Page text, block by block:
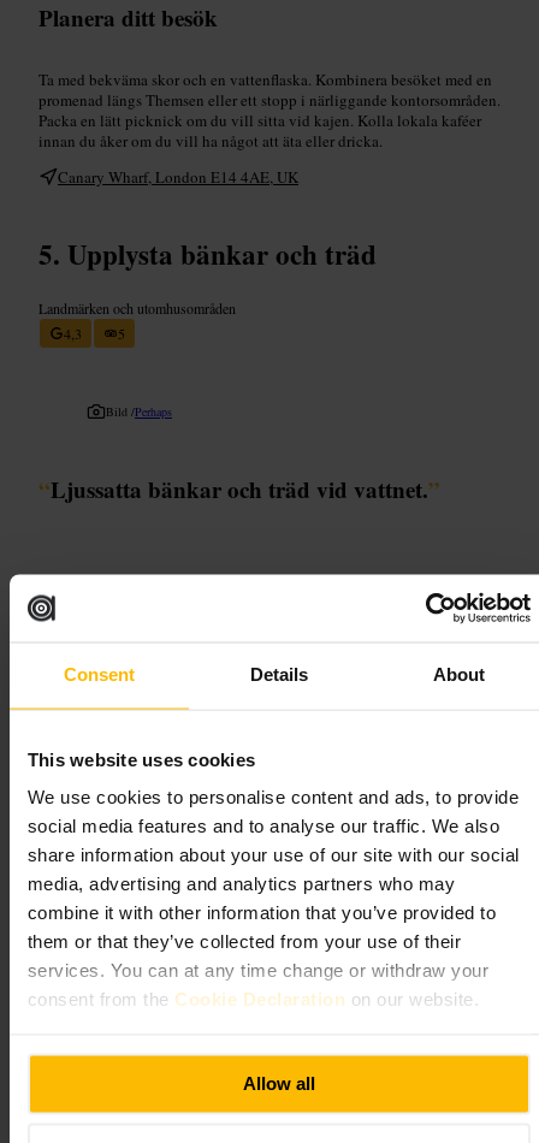
Consent Details About
This website uses cookies
We use cookies to personalise content and ads, to provide
social media features and to analyse our traffic. We also
share information about your use of our site with our social
media, advertising and analytics partners who may
combine it with other information that you’ve provided to
them or that they’ve collected from your use of their
services. You can at any time change or withdraw your
consent from the Cookie Declaration on our website.
Allow all
Planera ditt besök
Ta med bekväma skor och en vattenflaska. Kombinera besöket med en
promenad längs Themsen eller ett stopp i närliggande kontorsområden.
Packa en lätt picknick om du vill sitta vid kajen. Kolla lokala kaféer
innan du åker om du vill ha något att äta eller dricka.
Canary Wharf, London E14 4AE, UK
Upplysta bänkar och träd
Landmärken och utomhusområden
4,3
5
Bild /Perhaps
“Ljussatta bänkar och träd vid vattnet.”
Lämplig för
Stadspromenad Familjevänligt #Ljuskonst
Vad du kan förvänta dig
eller ljus som speglas i kanalen. Det är fotovänligt och fungerar för par,
familjer eller ensamutflykter. Räkna med promenad mellan stationerna
och uppehåll vid mat- och dryckesställen längs vägen.
Planera ditt besök
Gå dit på kvällen och ta kartan eller appens rutt för att hitta
installationerna. Klä dig varmt och ha bra skor. Planera en paus för
kaffe eller mat på ett stopp längs vägen. Besök gärna på vardagar om